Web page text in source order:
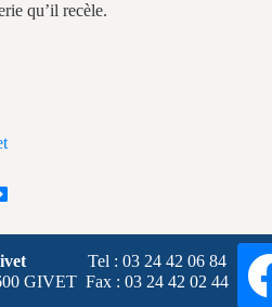
qu’il recèle.
GIVET
Tel : 03 24 42 06 84
Fax : 03 24 42 02 44